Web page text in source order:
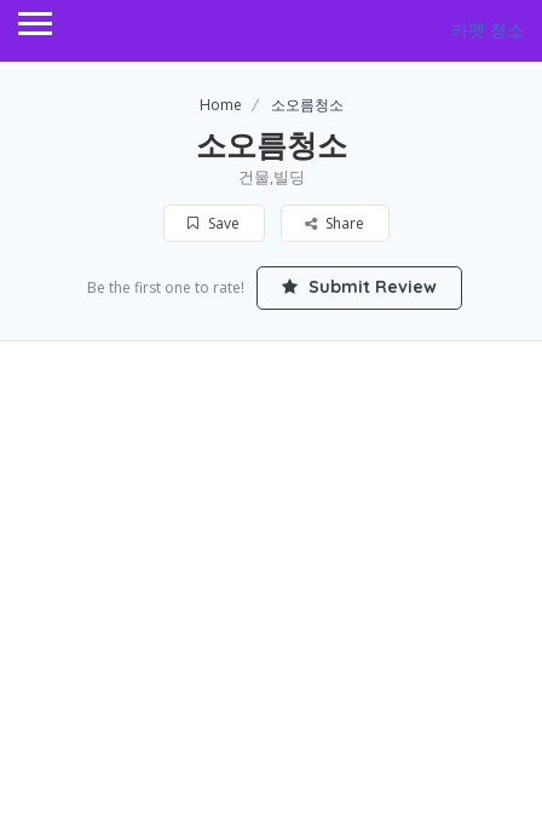
카펫 청소
Home 소오름청소
소오름청소
건물,빌딩
Save Share
Be the first one to rate! Submit Review